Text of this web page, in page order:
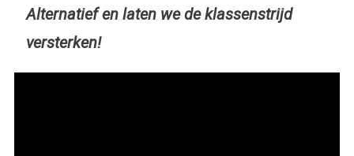
Alternatief en laten we de klassenstrijd
versterken!